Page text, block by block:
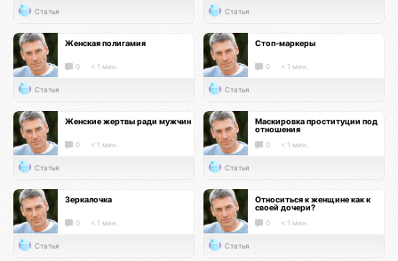
Статья Статья
Женская полигамия
0 < 1 мин.
Статья
Стоп-маркеры
0 < 1 мин.
Статья
Женские жертвы ради мужчин
0 < 1 мин.
Статья
Маскировка проституции под
отношения
0 < 1 мин.
Статья
Зеркалочка
0 < 1 мин.
Статья
Относиться к женщине как к
своей дочери?
0 < 1 мин.
Статья